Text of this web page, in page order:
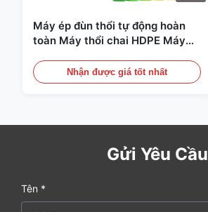
Máy ép đùn thổi tự động hoàn
toàn Máy thổi chai HDPE Máy
Nhận được giá tốt nhất
Gửi Yêu Cầu
Tên *